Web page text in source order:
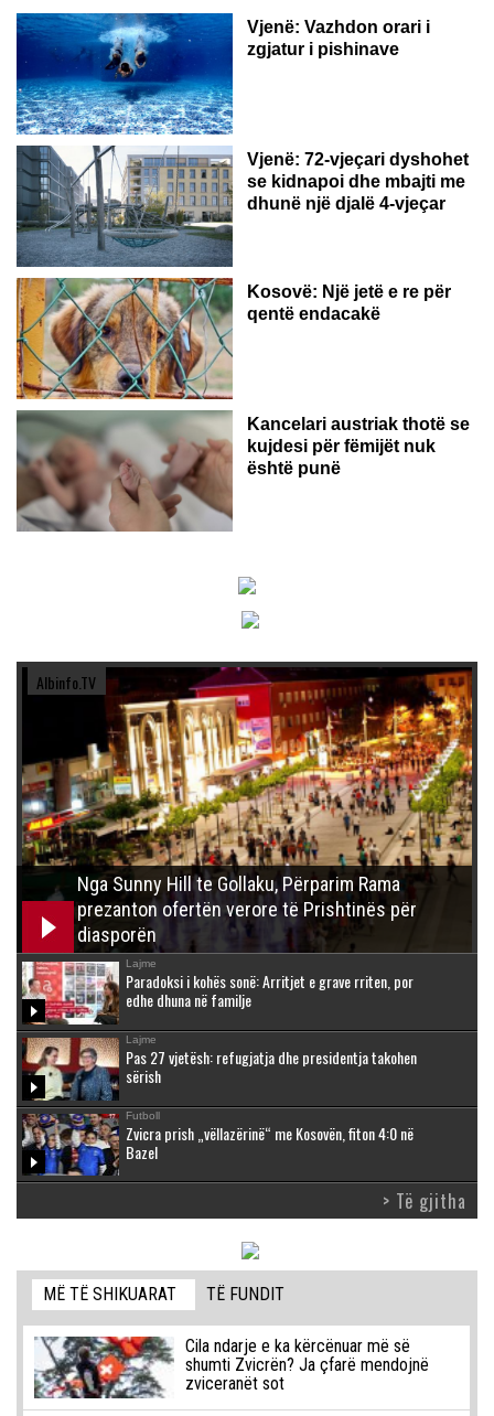
Vjenë: Vazhdon orari i
zgjatur i pishinave
Vjenë: 72-vjeçari dyshohet
se kidnapoi dhe mbajti me
dhunë një djalë 4-vjeçar
Kosovë: Një jetë e re për
qentë endacakë
Kancelari austriak thotë se
kujdesi për fëmijët nuk
është punë
Albinfo.TV
Nga Sunny Hill te Gollaku, Përparim Rama
prezanton ofertën verore të Prishtinës për
diasporën
Lajme
Paradoksi i kohës sonë: Arritjet e grave rriten, por
edhe dhuna në familje
Lajme
Pas 27 vjetësh: refugjatja dhe presidentja takohen
sërish
Futboll
Zvicra prish „vëllazërinë“ me Kosovën, fiton 4:0 në
Bazel
> Të gjitha
MË TË SHIKUARAT TË FUNDIT
Cila ndarje e ka kërcënuar më së
shumti Zvicrën? Ja çfarë mendojnë
zviceranët sot